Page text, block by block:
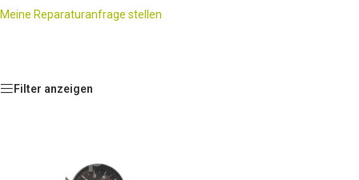
Meine Reparaturanfrage stellen
Filter anzeigen